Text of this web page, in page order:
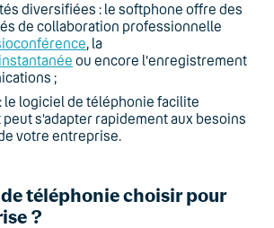
diversifiées : le softphone offre des
de collaboration professionnelle
, la
ou encore l'enregistrement
;
le logiciel de téléphonie facilite
peut s’adapter rapidement aux besoins
votre entreprise.
téléphonie choisir pour
?